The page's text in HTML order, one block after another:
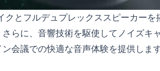
とフルデュプレックススピーカーを
らに、音響技術を駆使してノイズキ
会議での快適な音声体験を提供します